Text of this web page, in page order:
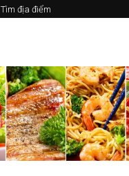
Tìm địa điểm